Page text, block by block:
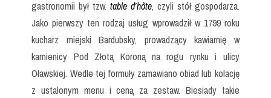
gastronomii był tzw.table d’hôte, czyli stół gospodarza.
Jako pierwszy ten rodzaj usług wprowadził w 1799 roku
kucharz miejski Bardubsky, prowadzący kawiarnię w
kamienicy Pod Złotą Koroną na rogu rynku i ulicy
Oławskiej. Wedle tej formuły zamawiano obiad lub kolację
z ustalonym menu i ceną za zestaw. Biesiady takie